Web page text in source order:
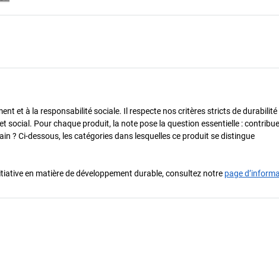
et à la responsabilité sociale. Il respecte nos critères stricts de durabilité
social. Pour chaque produit, la note pose la question essentielle :
? Ci-dessous, les catégories dans lesquelles ce produit se distingue
en matière de développement durable, consultez notre page